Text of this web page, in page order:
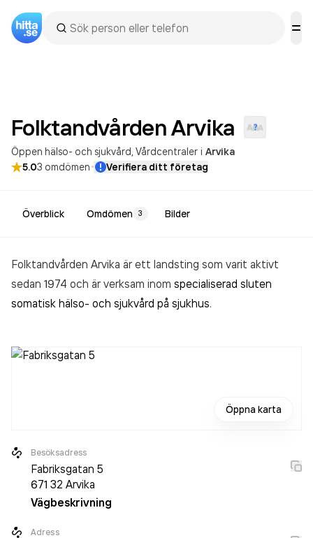
FolktandvårdenArvika
Öppen hälso- och sjukvård Vårdcentraler i Arvika
5.03 omdömen· Verifiera ditt företag
Överblick Omdömen 3 Bilder
Folktandvården Arvika är ett landsting som varit aktivt
sedan 1974 och är verksam inom specialiserad sluten
somatisk hälso- och sjukvård på sjukhus.
Öppna karta
Besöksadress
Fabriksgatan 5
671 32 Arvika
Vägbeskrivning
Adress